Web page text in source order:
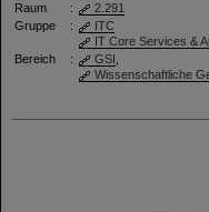
Raum
:
2.291
Gruppe
:
ITC
IT Core Services &
Bereich
: GSI
Wissenschaftliche